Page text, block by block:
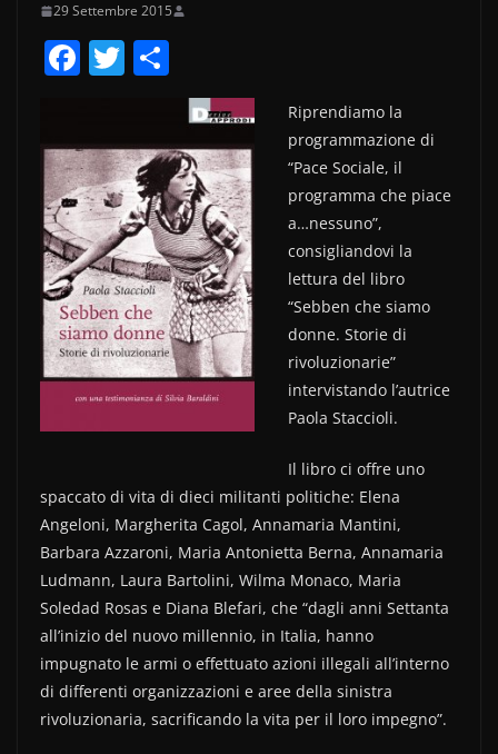
29 Settembre 2015
F
e
b
o
o
k
T
er
o
n
di
vi
di
Riprendiamo la
programmazione di
“Pace Sociale, il
programma che piace
a…nessuno”,
consigliandovi la
lettura del libro
“Sebben che siamo
donne. Storie di
rivoluzionarie”
intervistando l’autrice
Paola Staccioli.
Il libro ci offre uno
spaccato di vita di dieci militanti politiche: Elena
Angeloni, Margherita Cagol, Annamaria Mantini,
Barbara Azzaroni, Maria Antonietta Berna, Annamaria
Ludmann, Laura Bartolini, Wilma Monaco, Maria
Soledad Rosas e Diana Blefari, che “dagli anni Settanta
all’inizio del nuovo millennio, in Italia, hanno
impugnato le armi o effettuato azioni illegali all’interno
di differenti organizzazioni e aree della sinistra
rivoluzionaria, sacrificando la vita per il loro impegno”.